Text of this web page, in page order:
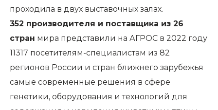
проходила в двух выставочных залах.
352 производителя и поставщика из 26
стран мира представили на АГРОС в 2022 году
11317 посетителям-специалистам из 82
регионов России и стран ближнего зарубежья
самые современные решения в сфере
генетики, оборудования и технологий для